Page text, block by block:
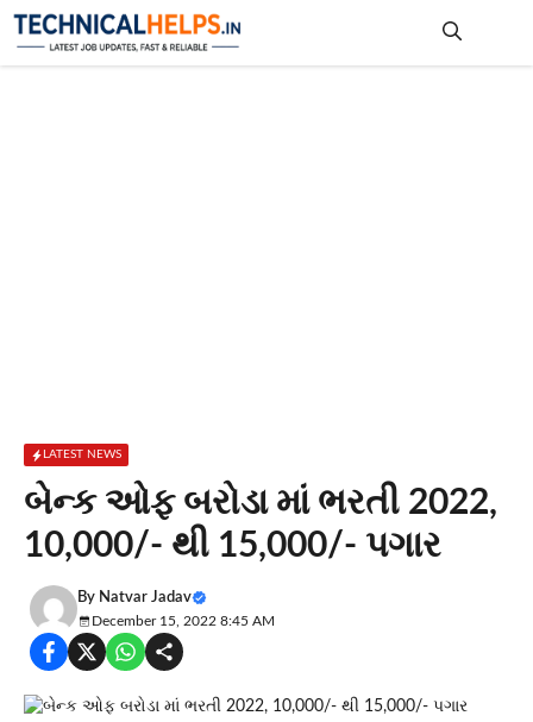
Skip
LATEST NEWS
બેન્ક ઓફ બરોડા માં ભરતી 2022,
10,000/- થી 15,000/- પગાર
By Natvar Jadav
December 15, 2022 8:45 AM